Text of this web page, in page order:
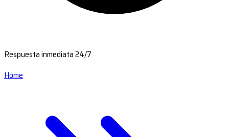
Respuesta inmediata 24/7
Home